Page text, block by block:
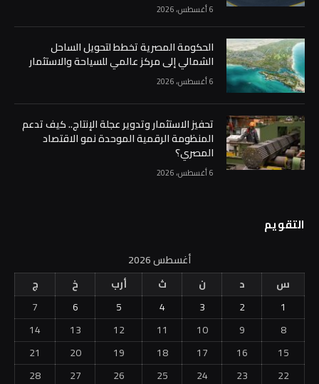
6 أغسطس، 2026
الحكومة المصرية تخطط لتحويل الساحل
الشمالي إلى مركز عالمي للسياحة والاستثمار
6 أغسطس، 2026
تحفيز الاستثمار وتدوير عجلة الإنتاج.. كيف تدعم
المنظومة الرقمية الموحدة نمو الاقتصاد
المصري؟
6 أغسطس، 2026
التقويم
أغسطس 2026
س
د ن ث أرب خ
ج
1
2
3
4
5
6
7
8
9
10
11
12
13
14
15
16
17
18
19
20
21
22
23
24
25
26
27
28